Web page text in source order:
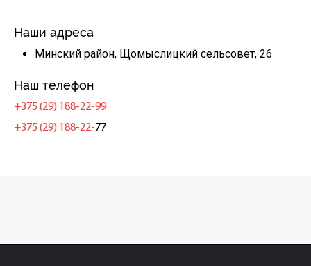
Наши адреса
Минский район, Щомыслицкий сельсовет, 26
Наш телефон
+375 (29) 188-22-99
+375 (29) 188-22-77